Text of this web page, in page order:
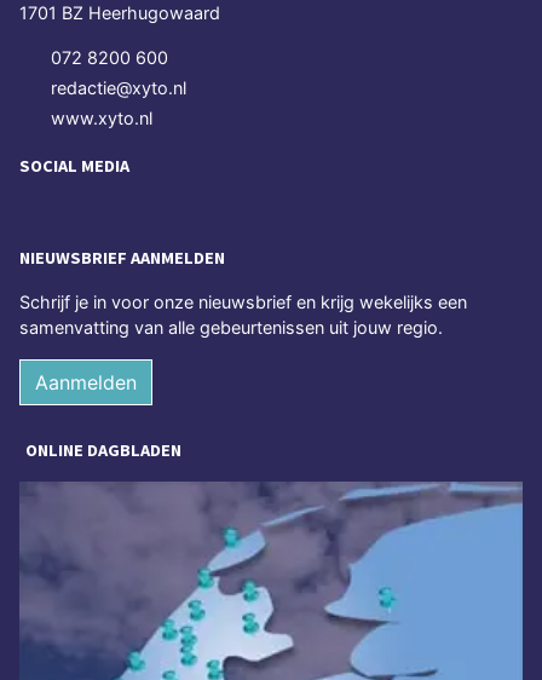
1701 BZ Heerhugowaard
072 8200 600
redactie@xyto.nl
www.xyto.nl
SOCIAL MEDIA
NIEUWSBRIEF AANMELDEN
Schrijf je in voor onze nieuwsbrief en krijg wekelijks een
samenvatting van alle gebeurtenissen uit jouw regio.
Aanmelden
ONLINE DAGBLADEN